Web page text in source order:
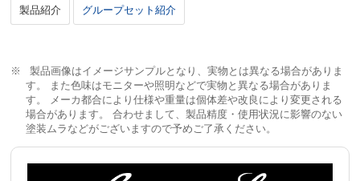
製品紹介 グループセット紹介
製品画像はイメージサンプルとなり、実物とは異なる場合がありま
す。 また色味はモニターや照明などで実物と異なる場合がありま
す。 メーカ都合により仕様や重量は個体差や改良により変更される
場合があります。 合わせまして、製品精度・使用状況に影響のない
塗装ムラなどがございますので予めご了承ください。